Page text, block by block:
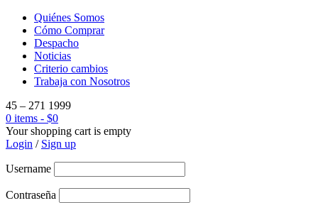
Quiénes Somos
Cómo Comprar
Despacho
Noticias
Criterio cambios
Trabaja con Nosotros
45 – 271 1999
0 items - $0
Your shopping cart is empty
Login / Sign up
Username
Contraseña